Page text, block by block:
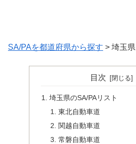
SA/PAを都道府県から探す > 埼玉県
目次
埼玉県のSA/PAリスト
東北自動車道
関越自動車道
常磐自動車道